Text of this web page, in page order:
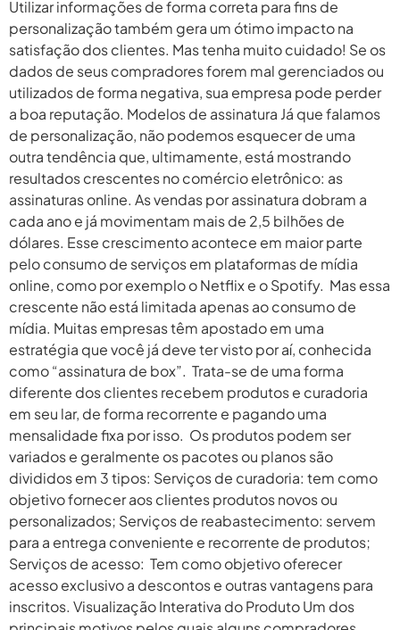
Utilizar informações de forma correta para fins de
personalização também gera um ótimo impacto na
satisfação dos clientes. Mas tenha muito cuidado! Se os
dados de seus compradores forem mal gerenciados ou
utilizados de forma negativa, sua empresa pode perder
a boa reputação. Modelos de assinatura Já que falamos
de personalização, não podemos esquecer de uma
outra tendência que, ultimamente, está mostrando
resultados crescentes no comércio eletrônico: as
assinaturas online. As vendas por assinatura dobram a
cada ano e já movimentam mais de 2,5 bilhões de
dólares. Esse crescimento acontece em maior parte
pelo consumo de serviços em plataformas de mídia
online, como por exemplo o Netflix e o Spotify. Mas essa
crescente não está limitada apenas ao consumo de
mídia. Muitas empresas têm apostado em uma
estratégia que você já deve ter visto por aí, conhecida
como “assinatura de box”. Trata-se de uma forma
diferente dos clientes recebem produtos e curadoria
em seu lar, de forma recorrente e pagando uma
mensalidade fixa por isso. Os produtos podem ser
variados e geralmente os pacotes ou planos são
divididos em 3 tipos: Serviços de curadoria: tem como
objetivo fornecer aos clientes produtos novos ou
personalizados; Serviços de reabastecimento: servem
para a entrega conveniente e recorrente de produtos;
Serviços de acesso: Tem como objetivo oferecer
acesso exclusivo a descontos e outras vantagens para
inscritos. Visualização Interativa do Produto Um dos